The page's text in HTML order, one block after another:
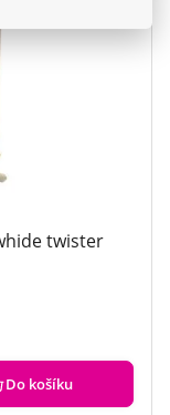
twister
Do košíku